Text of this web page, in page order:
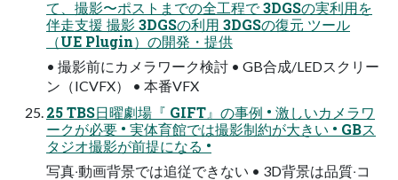
て、撮影〜ポストまでの全工程で 3DGSの実利用を
伴走支援 撮影 3DGSの利用 3DGSの復元 ツール
（UE Plugin）の開発・提供
• 撮影前にカメラワーク検討 • GB合成/LEDスクリー
ン（ICVFX） • 本番VFX
25 TBS日曜劇場『 GIFT』の事例 • 激しいカメラワ
ークが必要 • 実体育館では撮影制約が⼤きい • GBス
タジオ撮影が前提になる •
写真‧動画背景では追従できない • 3D背景は品質‧コ